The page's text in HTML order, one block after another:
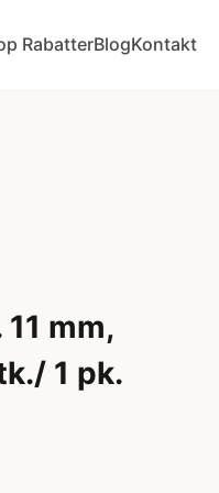
RabatterBlogKontakt
mm,
1 pk.